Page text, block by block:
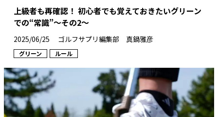
上級者も再確認！ 初心者でも覚えておきたいグリーン
での“常識”～その2～
2025/06/25 ゴルフサプリ編集部 真鍋雅彦
グリーン ルール